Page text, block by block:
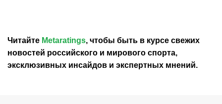
Читайте Metaratings, чтобы быть в курсе свежих
новостей российского и мирового спорта,
эксклюзивных инсайдов и экспертных мнений.